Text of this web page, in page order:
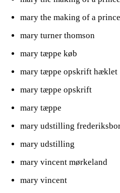
mary the making of a
mary turner thomson
mary tæppe køb
mary tæppe opskrift hæklet
mary tæppe opskrift
mary tæppe
mary udstilling
mary udstilling
mary vincent mørkeland
mary vincent